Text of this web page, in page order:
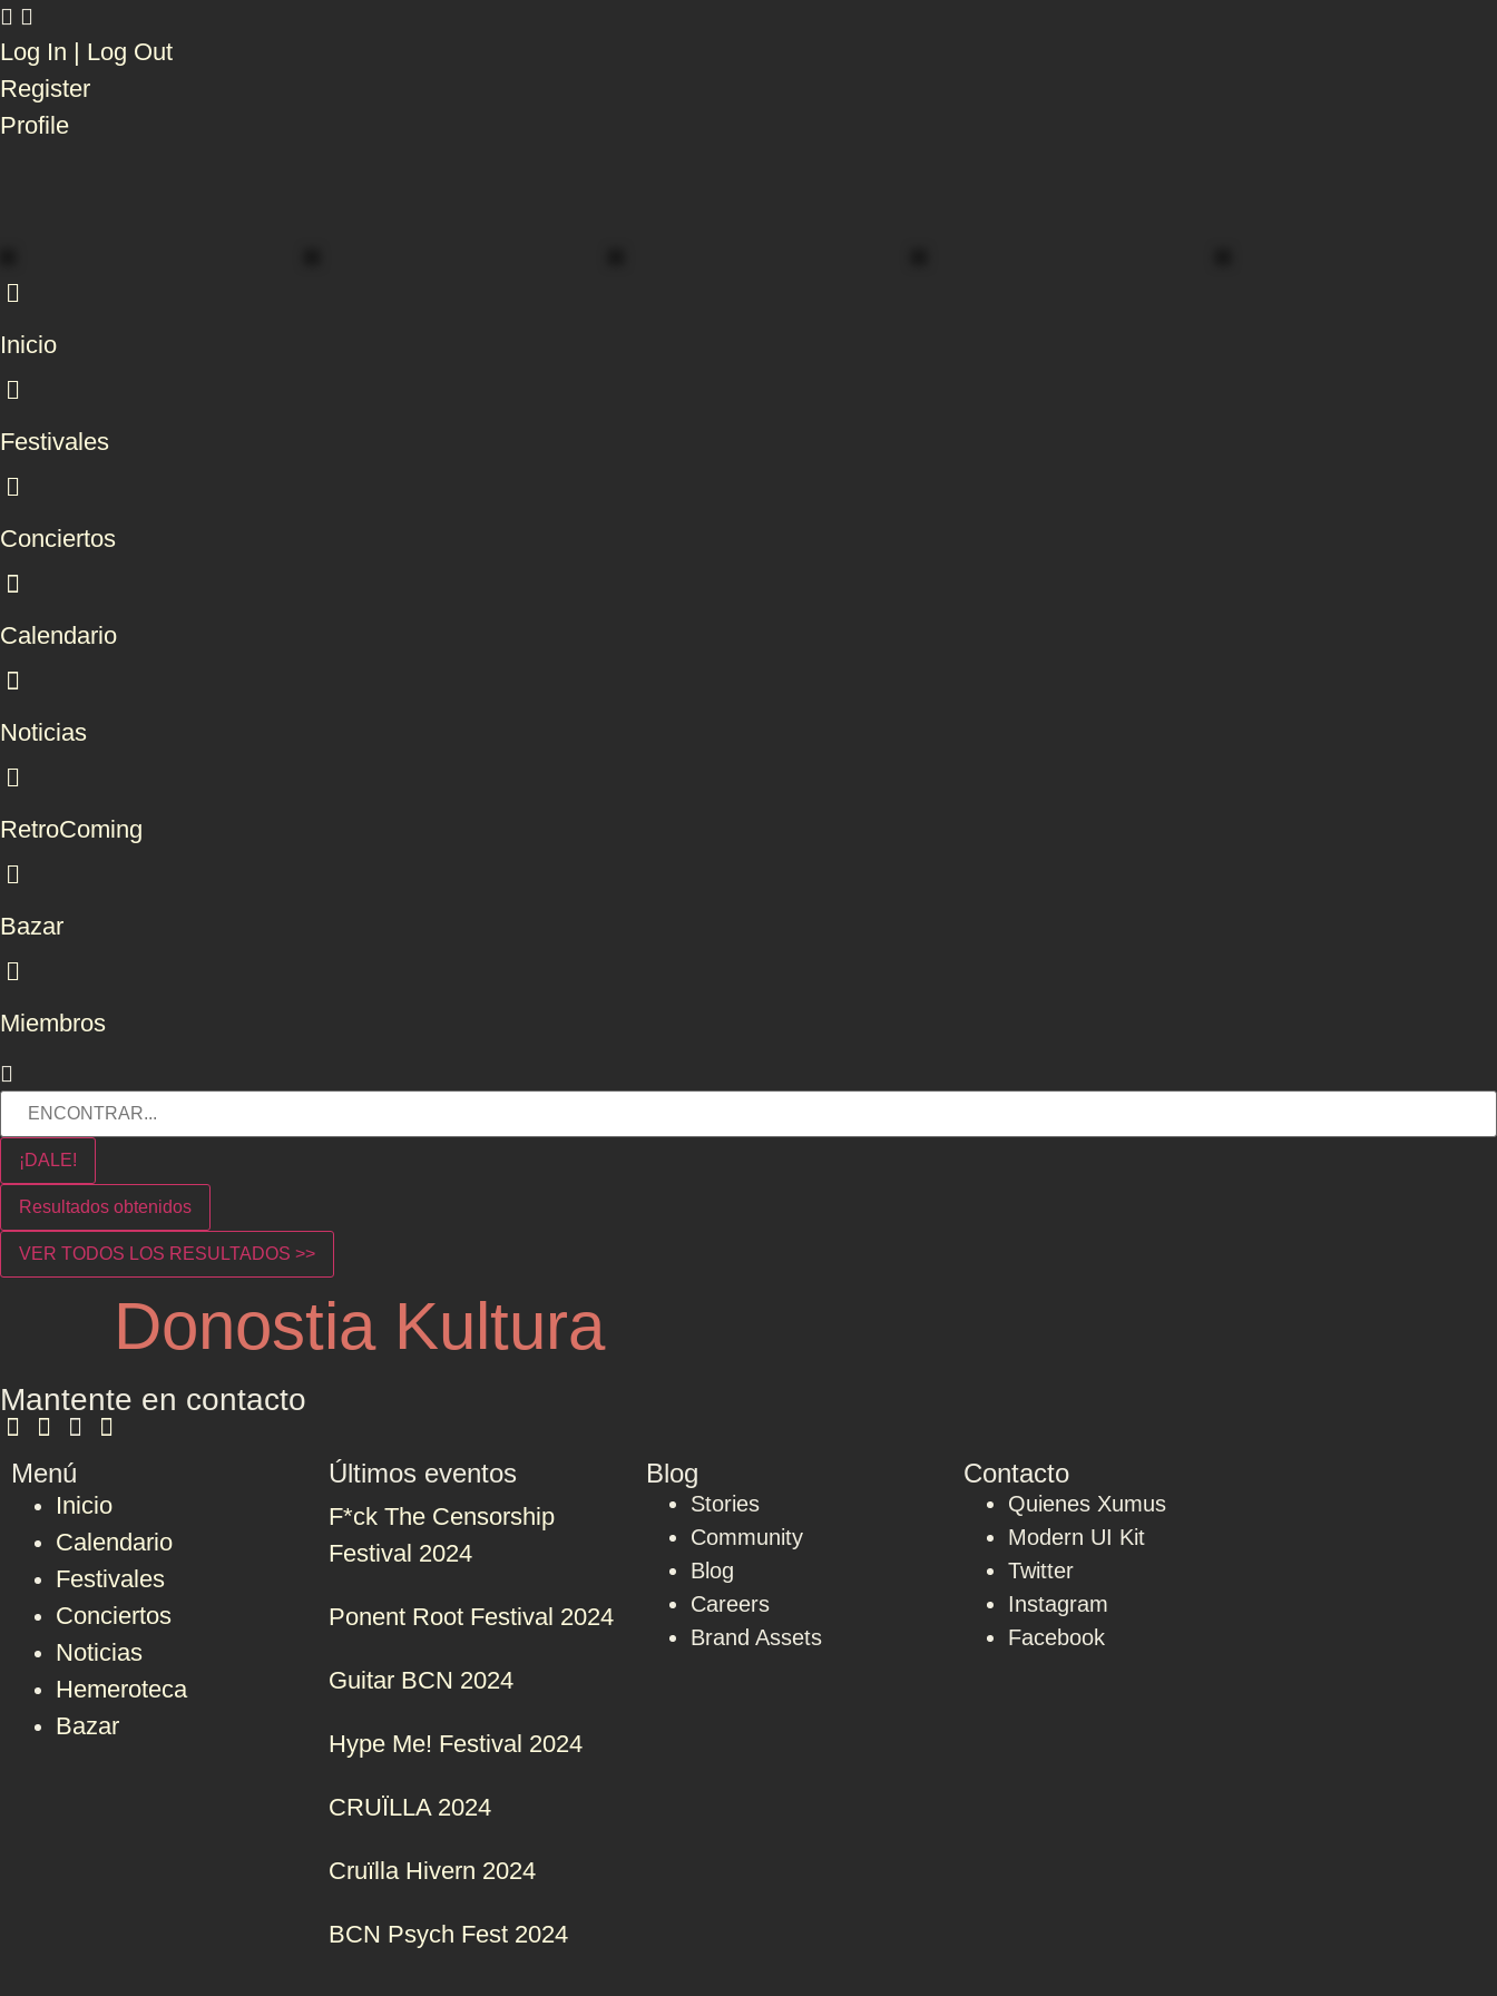
Log In | Log Out
Register
Profile
Inicio
Festivales
Conciertos
Calendario
Noticias
RetroComing
Bazar
Miembros
¡DALE!
Resultados obtenidos
VER TODOS LOS RESULTADOS >>
Donostia Kultura
Mantente en contacto
Menú
Inicio
Calendario
Festivales
Conciertos
Noticias
Hemeroteca
Bazar
Últimos eventos
F*ck The Censorship
Festival 2024
Ponent Root Festival 2024
Guitar BCN 2024
Hype Me! Festival 2024
CRUÏLLA 2024
Cruïlla Hivern 2024
BCN Psych Fest 2024
Blog
Stories
Community
Blog
Careers
Brand Assets
Contacto
Quienes Xumus
Modern UI Kit
Twitter
Instagram
Facebook